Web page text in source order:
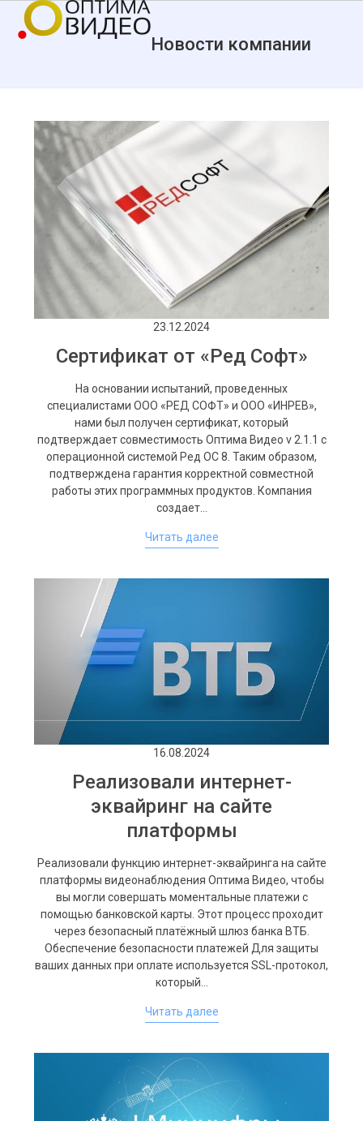
content
Open
mobile
Close
mobile
Новости компании
23.12.2024
Сертификат от «Ред Софт»
На основании испытаний, проведенных
специалистами ООО «РЕД СОФТ» и ООО «ИНРЕВ»,
нами был получен сертификат, который
подтверждает совместимость Оптима Видео v 2.1.1 с
операционной системой Ред ОС 8. Таким образом,
подтверждена гарантия корректной совместной
работы этих программных продуктов. Компания
создает…
Читать далее
16.08.2024
Реализовали интернет-
эквайринг на сайте
платформы
Реализовали функцию интернет-эквайринга на сайте
платформы видеонаблюдения Оптима Видео, чтобы
вы могли совершать моментальные платежи с
помощью банковской карты. Этот процесс проходит
через безопасный платёжный шлюз банка ВТБ.
Обеспечение безопасности платежей Для защиты
ваших данных при оплате используется SSL-протокол,
который…
Читать далее